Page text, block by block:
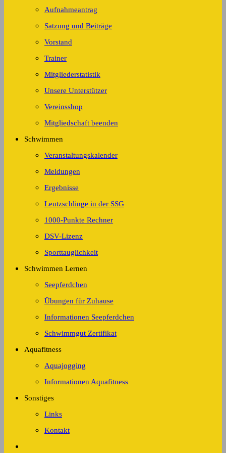
Aufnahmeantrag
Satzung und Beiträge
Vorstand
Trainer
Mitgliederstatistik
Unsere Unterstützer
Vereinsshop
Mitgliedschaft beenden
Schwimmen
Veranstaltungskalender
Meldungen
Ergebnisse
Leutzschlinge in der SSG
1000-Punkte Rechner
DSV-Lizenz
Sporttauglichkeit
Schwimmen Lernen
Seepferdchen
Übungen für Zuhause
Informationen Seepferdchen
Schwimmgut Zertifikat
Aquafitness
Aquajogging
Informationen Aquafitness
Sonstiges
Links
Kontakt